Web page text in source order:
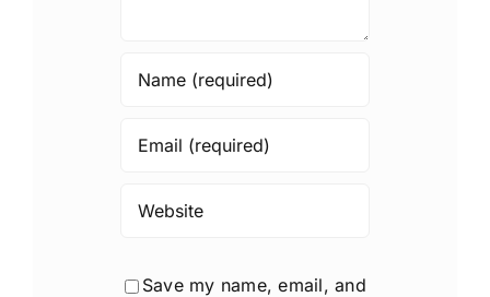
Save my name, email, and